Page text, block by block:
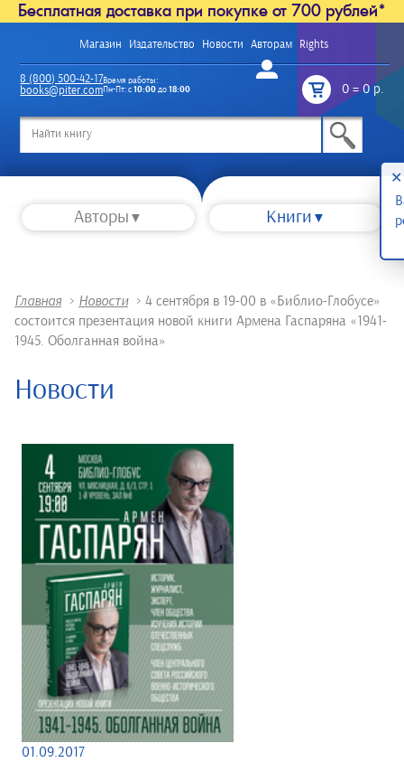
Бесплатная доставка при покупке от 700 рублей*
Магазин Издательство Новости Авторам Rights
Войти
0=0 р.
8 (800) 500-42-17
books@piter.com
Время работы:
Пн-Пт: с10:00до18:00
Авторы Книги
Главная > Новости > 4 сентября в 19-00 в «Библио-Глобусе»
состоится презентация новой книги Армена Гаспаряна «1941-
1945. Оболганная война»
Новости
01.09.2017
✕